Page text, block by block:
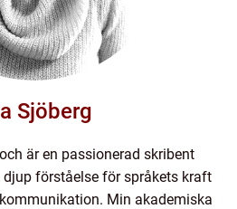
Sjöberg
är en passionerad skribent
förståelse för språkets kraft
Min akademiska